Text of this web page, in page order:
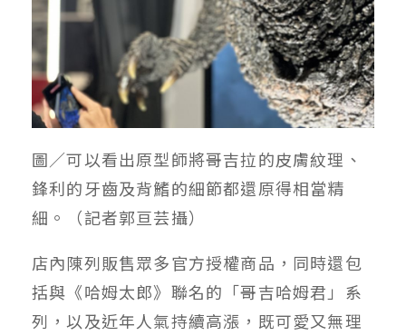
圖／可以看出原型師將哥吉拉的皮膚紋理、
鋒利的牙齒及背鰭的細節都還原得相當精
細。（記者郭亘芸攝）
店內陳列販售眾多官方授權商品，同時還包
括與《哈姆太郎》聯名的「哥吉哈姆君」系
列，以及近年人氣持續高漲，既可愛又無理